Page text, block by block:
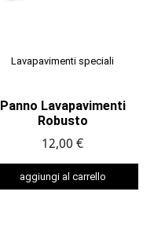
Lavapavimenti speciali
Panno Lavapavimenti
Robusto
12,00 €
aggiungi al carrello